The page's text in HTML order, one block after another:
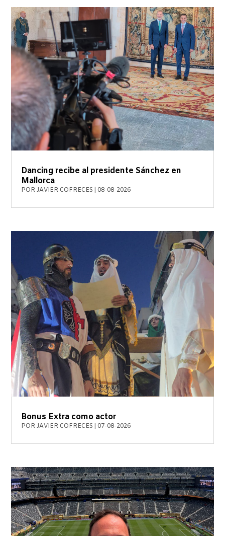
Dancing recibe al presidente Sánchez en
Mallorca
PORJAVIER COFRECES 08-08-2026
Bonus Extra como actor
PORJAVIER COFRECES 07-08-2026